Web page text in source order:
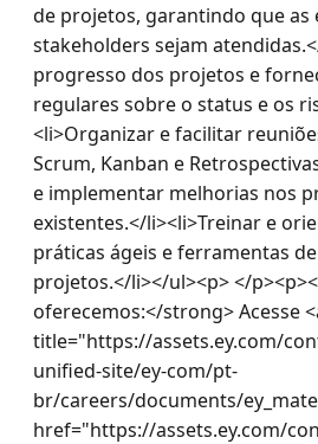
de projetos, garantindo que as
stakeholders sejam
progresso dos projetos e
regulares sobre o status e os
<li>Organizar e facilitar
Scrum, Kanban e
e implementar melhorias nos
existentes.</li><li>Treinar e
práticas ágeis e ferramentas
projetos.</li></ul><p> </
oferecemos:</strong> Acesse
title="https://assets.ey.com/
unified-site/ey-com/pt-
br/careers/documents/
href="https://assets.ey.com/